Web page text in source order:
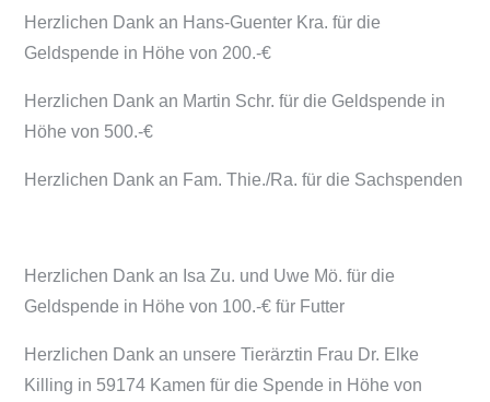
Herzlichen Dank an Hans-Guenter Kra. für die
Geldspende in Höhe von 200.-€
Herzlichen Dank an Martin Schr. für die Geldspende in
Höhe von 500.-€
Herzlichen Dank an Fam. Thie./Ra. für die Sachspenden
Herzlichen Dank an Isa Zu. und Uwe Mö. für die
Geldspende in Höhe von 100.-€ für Futter
Herzlichen Dank an unsere Tierärztin Frau Dr. Elke
Killing in 59174 Kamen für die Spende in Höhe von